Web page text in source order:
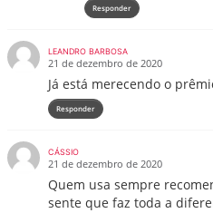
Responder
LEANDRO BARBOSA
21 de dezembro de 2020
Já está merecendo o
Responder
CÁSSIO
21 de dezembro de 2020
Quem usa sempre
sente que faz toda a